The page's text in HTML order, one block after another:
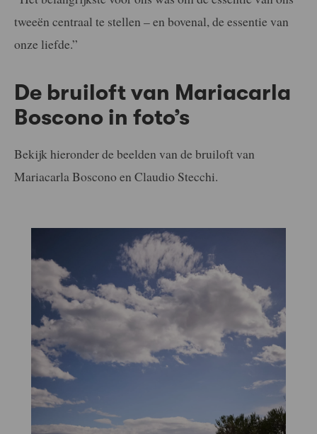
tweeën centraal te stellen – en bovenal, de essentie van
onze liefde.”
De bruiloft van Mariacarla
Boscono in foto’s
Bekijk hieronder de beelden van de bruiloft van
Mariacarla Boscono en Claudio Stecchi.